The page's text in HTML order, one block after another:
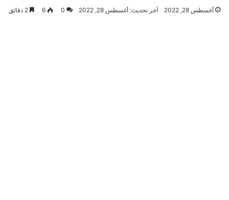
أغسطس 28, 2022 آخر تحديث: أغسطس 28, 2022 0
6